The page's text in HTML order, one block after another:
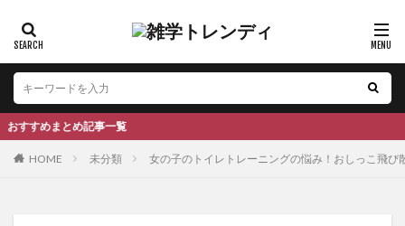
とめ記事一覧
HOME 未分類 女の子のトイレトレーニングの悩み！おしっこ飛び